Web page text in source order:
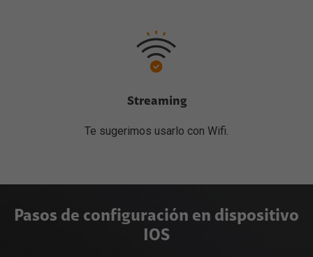
Streaming
Te sugerimos usarlo con Wifi.
Pasos de configuración en dispositivo
IOS